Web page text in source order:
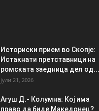
Историски прием во Скопје:
Истакнати претставници на
ромската заедница дел од...
јули 21, 2026
Агуш Д.- Колумна: Кој има
право да биде Македонец?